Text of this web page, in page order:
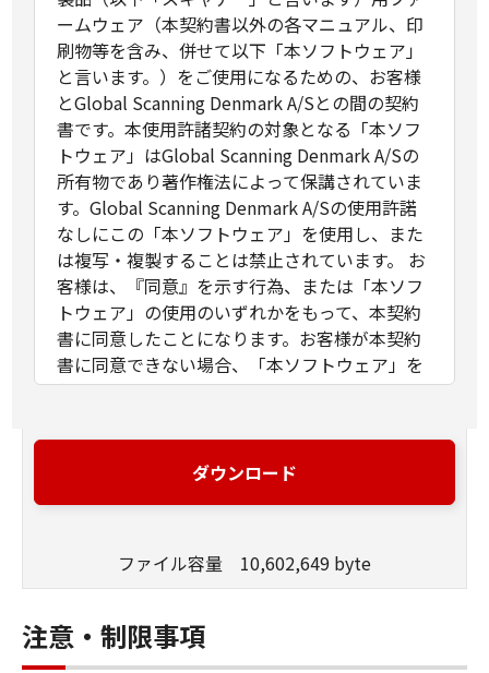
ームウェア（本契約書以外の各マニュアル、印
刷物等を含み、併せて以下「本ソフトウェア」
と言います。）をご使用になるための、お客様
とGlobal Scanning Denmark A/Sとの間の契約
書です。本使用許諸契約の対象となる「本ソフ
トウェア」はGlobal Scanning Denmark A/Sの
所有物であり著作権法によって保講されていま
す。Global Scanning Denmark A/Sの使用許諾
なしにこの「本ソフトウェア」を使用し、また
は複写・複製することは禁止されています。 お
客様は、『同意』を示す行為、または「本ソフ
トウェア」の使用のいずれかをもって、本契約
書に同意したことになります。お客様が本契約
書に同意できない場合、「本ソフトウェア」を
使用することはできません。
(1)本ファームウェアのご利用はお客様の管理の
下にある対象となるスキャナー製品のみにイン
他のコンピュータに移し使用することができま
２．制限および禁止事項
(1)「本ソフトウェア」または付随する文章の一
ダウンロード
ファイル容量 10,602,649 byte
注意・制限事項